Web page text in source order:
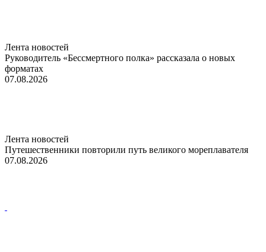
Лента новостей
Руководитель «Бессмертного полка» рассказала о новых
форматах
07.08.2026
Лента новостей
Путешественники повторили путь великого мореплавателя
07.08.2026